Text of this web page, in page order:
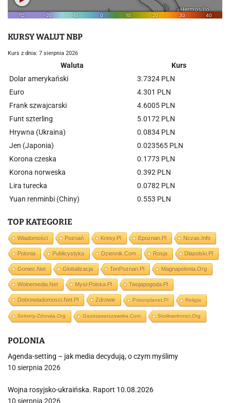
KURSY WALUT NBP
Kurs z dnia: 7 sierpnia 2026
Waluta
Kurs
Dolar amerykański
3.7324 PLN
Euro
4.301 PLN
Frank szwajcarski
4.6005 PLN
Funt szterling
5.0172 PLN
Hrywna (Ukraina)
0.0834 PLN
Jen (Japonia)
0.023565 PLN
Korona czeska
0.1773 PLN
Korona norweska
0.392 PLN
Lira turecka
0.0782 PLN
Yuan renminbi (Chiny)
0.553 PLN
TOP KATEGORIE
Wiadomości Poznań Kresy.pl Epoznan.pl Nczas.info
Polonia Publicystyka Dziennik.com Rosja Dlapolski.pl
Goniec.net Globalizacja TenPoznan.pl Magnapolonia.org
Wolnemedia.net Mysl-Polska.pl Twojapogoda.pl
Dobrewiadomosci.net.pl Zdrowie Prisonplanet.pl Religia
Sekrety-Zdrowia.org Gazetawarszawska.com Stolikwolnosci.org
POLONIA
Agenda-setting – jak media decydują, o czym myślimy
10 sierpnia 2026
Wojna rosyjsko-ukraińska. Raport 10.08.2026
10 sierpnia 2026